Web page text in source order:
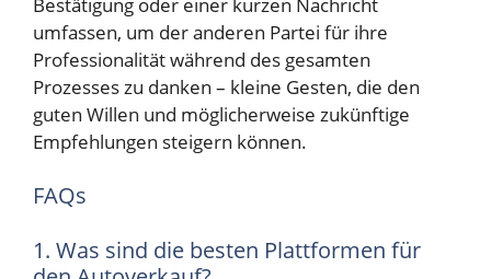
umfassen, um der anderen Partei für ihre
Professionalität während des gesamten
Prozesses zu danken – kleine Gesten, die den
guten Willen und möglicherweise zukünftige
Empfehlungen steigern können.
FAQs
1. Was sind die besten Plattformen für